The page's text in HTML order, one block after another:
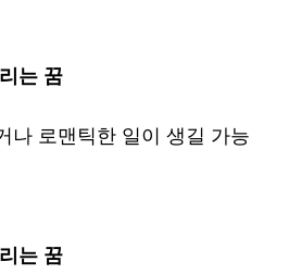
는 꿈
나 로맨틱한 일이 생길 가능
는 꿈